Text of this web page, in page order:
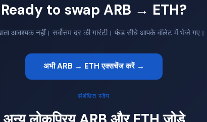
Ready to swap ARB → ETH?
आवश्यक नहीं। सर्वोत्तम दर की गारंटी। फंड सीधे आपके वॉलेट में भेजे गए।
अभी ARB → ETH एक्सचेंज करें →
संबंधित स्वैप